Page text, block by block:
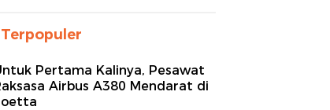
Pertama Kalinya, Pesawat
Airbus A380 Mendarat di